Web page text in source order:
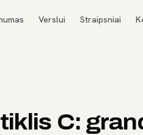
Verslui Straipsniai
C: